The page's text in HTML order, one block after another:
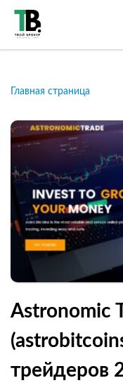
Главная страница
Astronomic
трейдеров